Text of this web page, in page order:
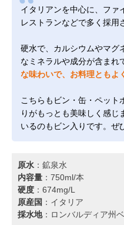
イタリアンを中心に、ファ
レストランなどで多く採用
硬水で、カルシウムやマグ
なミネラルや成分が含まれ
な味わいで、お料理ともよ
こちらもビン・缶・ペット
りがもっとも美味しく感じ
いるのもビン入りです。ぜ
原水 ：鉱泉水
内容量 ：750ml/本
硬度 ：674mg/L
原産国 ：イタリア
採水地：ロンバルディア州